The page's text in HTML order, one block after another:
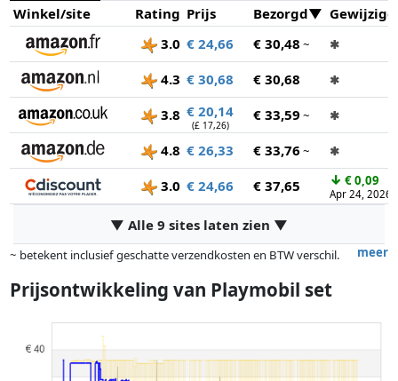
Winkel/site
Rating Prijs Bezorgd
Gewijzigd
3.0 € 24,66 € 30,48 ~ ✱
4.3 € 30,68 € 30,68 ✱
3.8 € 20,14
(£ 17,26)
€ 33,59 ~ ✱
4.8 € 26,33 € 33,76 ~ ✱
3.0 € 24,66 € 37,65 ↓ € 0,09
Apr 24, 2026
▼ Alle 9 sites laten zien ▼
meer
~ betekent inclusief geschatte verzendkosten en BTW verschil.
gewicht.
controle. Volgorde is puur op basis van prijs, vergoedingen door
partners hebben hier geen enkele invoed op. Alleen bij gelijke prijzen
kunnen historische prestaties de volgorde beïnvloeden.
Prijsontwikkeling van Playmobil set